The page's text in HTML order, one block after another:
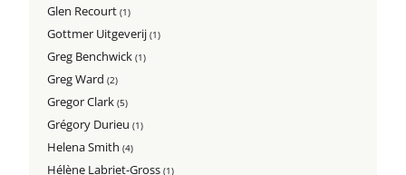
Glen Recourt(1)
Gottmer Uitgeverij(1)
Greg Benchwick(1)
Greg Ward(2)
Gregor Clark(5)
Grégory Durieu(1)
Helena Smith(4)
Hélène Labriet-Gross(1)